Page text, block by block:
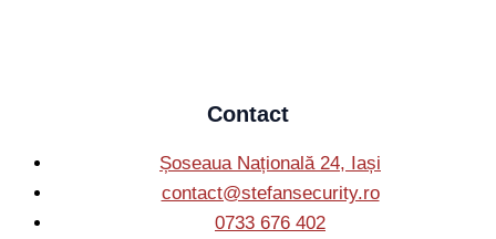
Contact
Șoseaua Națională 24, Iași
contact@stefansecurity.ro
0733 676 402